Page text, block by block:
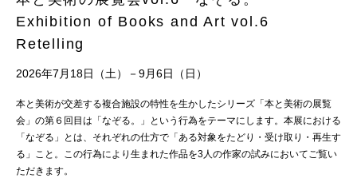
Exhibition of Books and Art vol.6
Retelling
2026年7月18日（土）－9月6日（日）
本と美術が交差する複合施設の特性を生かしたシリーズ「本と美術の展覧
会」の第６回目は「なぞる。」という行為をテーマにします。本展における
「なぞる」とは、それぞれの仕⽅で「ある対象をたどり・受け取り・再⽣す
る」こと。この⾏為により⽣まれた作品を3⼈の作家の試みにおいてご覧い
ただきます。